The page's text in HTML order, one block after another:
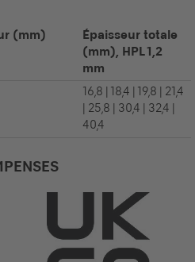
(mm)
Épaisseur totale
(mm), HPL 1,2
mm
16,8 | 18,4 | 19,8 | 21,4
| 25,8 | 30,4 | 32,4 |
40,4